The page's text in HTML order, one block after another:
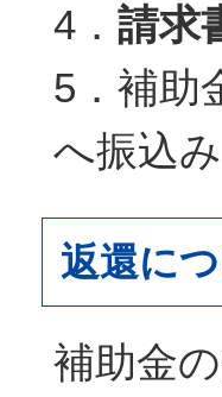
4． 請求
5．補助
へ振込み
返還に
補助金